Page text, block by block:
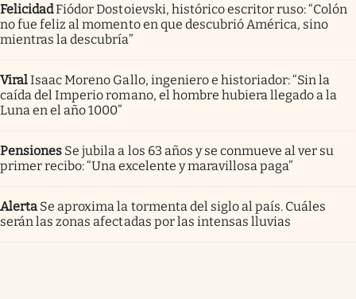
FelicidadFiódor Dostoievski, histórico escritor ruso: “Colón
no fue feliz al momento en que descubrió América, sino
mientras la descubría”
ViralIsaac Moreno Gallo, ingeniero e historiador: “Sin la
caída del Imperio romano, el hombre hubiera llegado a la
Luna en el año 1000”
Pensiones Se jubila a los 63 años y se conmueve al ver su
primer recibo: “Una excelente y maravillosa paga”
Alerta Se aproxima la tormenta del siglo al país. Cuáles
serán las zonas afectadas por las intensas lluvias